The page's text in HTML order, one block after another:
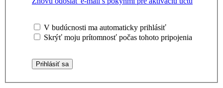
V budúcnosti ma automaticky prihlásiť
Skrýť moju prítomnosť počas tohoto pripojenia